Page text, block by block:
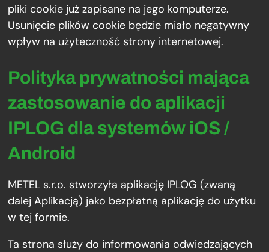
pliki cookie już zapisane na jego komputerze.
Usunięcie plików cookie będzie miało negatywny
wpływ na użyteczność strony internetowej.
Polityka prywatności mająca
zastosowanie do aplikacji
IPLOG dla systemów iOS /
Android
METEL s.r.o. stworzyła aplikację IPLOG (zwaną
dalej Aplikacją) jako bezpłatną aplikację do użytku
w tej formie.
Ta strona służy do informowania odwiedzających